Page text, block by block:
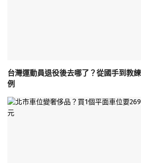
台灣運動員退役後去哪了？從國手到教
例